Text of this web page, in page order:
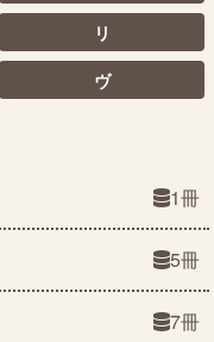
リ
ヴ
1冊
5冊
7冊